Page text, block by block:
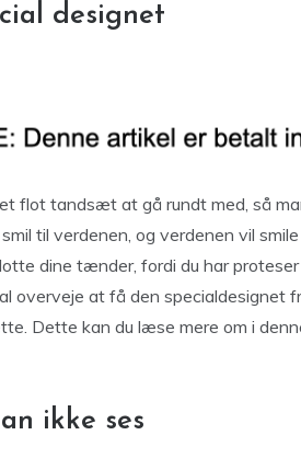
designet
flot tandsæt at gå rundt med, så
til verdenen, og verdenen vil
dine tænder, fordi du har
overveje at få den specialdesignet
Dette kan du læse mere om i
ikke ses